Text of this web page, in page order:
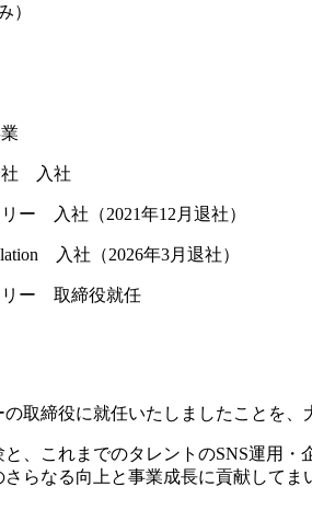
）
社 入社
入社（2021年12月退社）
入社（2026年3月退社）
ー 取締役就任
取締役に就任いたしましたことを、
、これまでのタレントのSNS運用
らなる向上と事業成長に貢献してま